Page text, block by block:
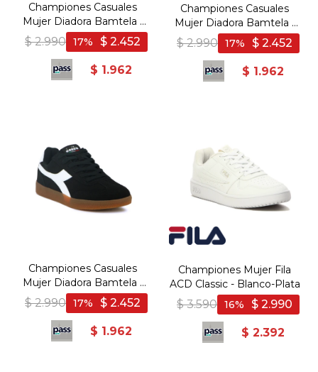
Championes Casuales
Mujer Diadora Bamtela -
Blanco-Negro
$ 2.990 $ 2.452
17
$ 1.962
Championes Casuales
Mujer Diadora Bamtela -
Blanco-Rojo
$ 2.990 $ 2.452
17
$ 1.962
Championes Casuales
Mujer Diadora Bamtela -
Negro-Blanco
$ 2.990 $ 2.452
17
$ 1.962
Championes Mujer Fila
ACD Classic - Blanco-Plata
$ 3.590 $ 2.990
16
$ 2.392